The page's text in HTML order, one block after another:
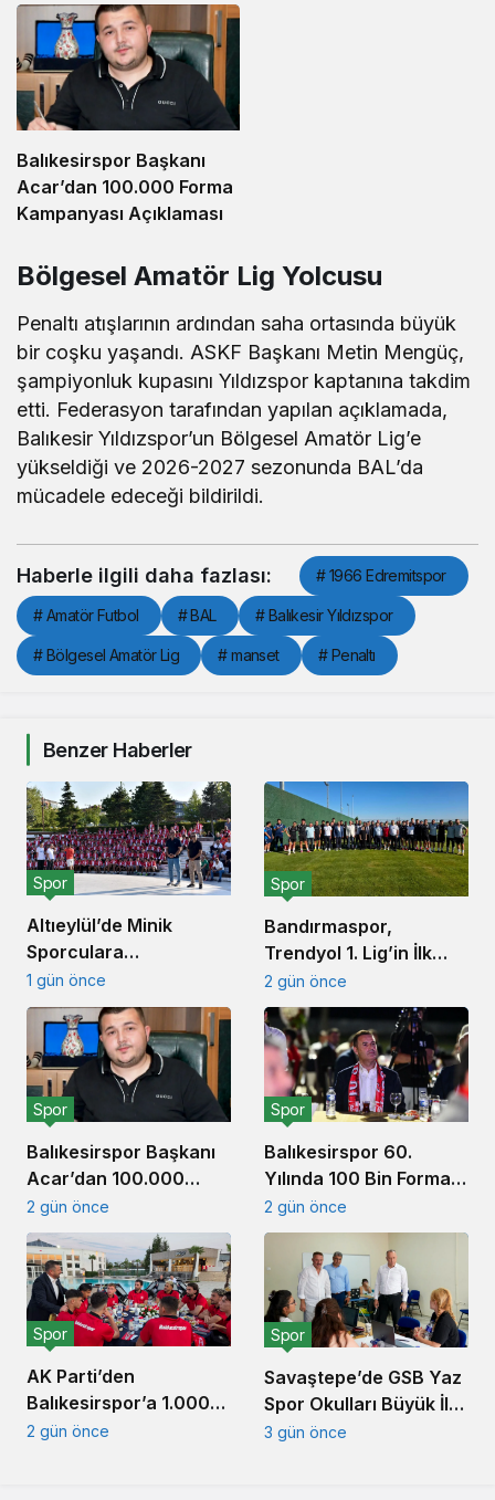
Balıkesirspor Başkanı
Acar’dan 100.000 Forma
Kampanyası Açıklaması
Bölgesel Amatör Lig Yolcusu
Penaltı atışlarının ardından saha ortasında büyük
bir coşku yaşandı. ASKF Başkanı Metin Mengüç,
şampiyonluk kupasını Yıldızspor kaptanına takdim
etti. Federasyon tarafından yapılan açıklamada,
Balıkesir Yıldızspor’un Bölgesel Amatör Lig’e
yükseldiği ve 2026-2027 sezonunda BAL’da
mücadele edeceği bildirildi.
Haberle ilgili daha fazlası: # 1966 Edremitspor
# Amatör Futbol # BAL # Balıkesir Yıldızspor
# Bölgesel Amatör Lig # manset # Penaltı
Benzer Haberler
Altıeylül’de Minik
Sporculara
Balıkesirspor Forması
Hediye Edildi
Spor
1 gün önce
Bandırmaspor,
Trendyol 1. Lig’in İlk
Haftasında
İstanbulspor’u
Ağırlamaya
Hazırlanıyor
Spor
2 gün önce
Balıkesirspor Başkanı
Acar’dan 100.000
Forma Kampanyası
Açıklaması
Spor
2 gün önce
Balıkesirspor 60.
Yılında 100 Bin Forma
Kampanyası Başlattı
Spor
2 gün önce
AK Parti’den
Balıkesirspor’a 1.000
Forma Desteği
Spor
2 gün önce
Savaştepe’de GSB Yaz
Spor Okulları Büyük İlgi
Gördü
Spor
3 gün önce